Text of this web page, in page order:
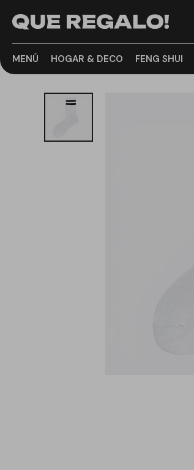
MENÚ HOGAR & DECO FENG SHUI